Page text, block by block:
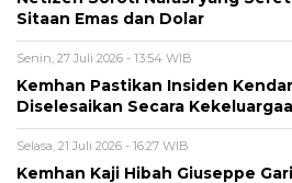
Sitaan Emas dan Dolar
Senin, 27 Juli 2026 - 13:54 WIB
Kemhan Pastikan Insiden
Diselesaikan Secara
Selasa, 21 Juli 2026 - 16:27 WIB
Kemhan Kaji Hibah Giuseppe